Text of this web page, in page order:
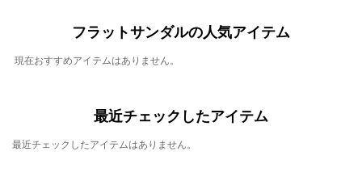
フラットサンダルの人気アイテム
現在おすすめアイテムはありません。
最近チェックしたアイテム
最近チェックしたアイテムはありません。